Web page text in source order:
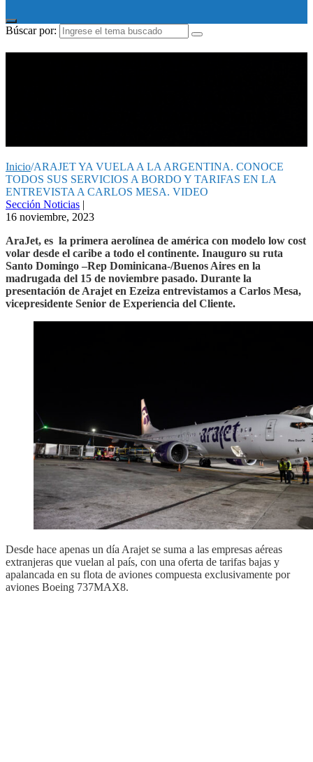
Búscar por:
Inicio/ARAJET YA VUELA A LA ARGENTINA. CONOCE
TODOS SUS SERVICIOS A BORDO Y TARIFAS EN LA
ENTREVISTA A CARLOS MESA. VIDEO
Sección Noticias |
16 noviembre, 2023
AraJet, es la primera aerolínea de américa con modelo low cost
volar desde el caribe a todo el continente. Inauguro su ruta
Santo Domingo –Rep Dominicana-/Buenos Aires en la
madrugada del 15 de noviembre pasado. Durante la
presentación de Arajet en Ezeiza entrevistamos a Carlos Mesa,
vicepresidente Senior de Experiencia del Cliente.
Desde hace apenas un día Arajet se suma a las empresas aéreas
extranjeras que vuelan al país, con una oferta de tarifas bajas y
apalancada en su flota de aviones compuesta exclusivamente por
aviones Boeing 737MAX8.